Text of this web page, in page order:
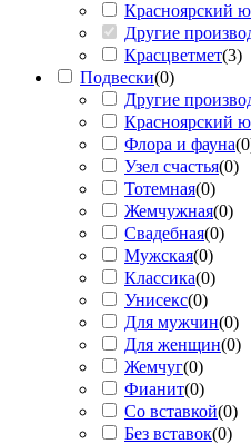
Красноярский
Другие
Красцветмет(3)
Подвески(0)
Другие
Красноярский
Флора и фауна(0
Узел счастья(0)
Тотемная(0)
Жемчужная(0)
Свадебная(0)
Мужская(0)
Классика(0)
Унисекс(0)
Для мужчин(0)
Для женщин(0)
Жемчуг(0)
Фианит(0)
Со вставкой(0)
Без вставок(0)